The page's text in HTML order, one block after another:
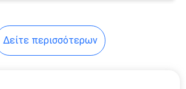
Δείτε περισσότερων